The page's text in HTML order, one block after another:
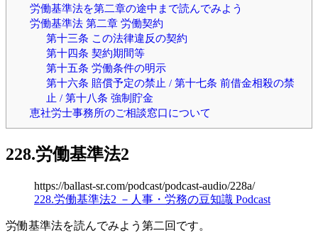
労働基準法を第二章の途中まで読んでみよう
労働基準法 第二章 労働契約
第十三条 この法律違反の契約
第十四条 契約期間等
第十五条 労働条件の明示
第十六条 賠償予定の禁止 / 第十七条 前借金相殺の禁
止 / 第十八条 強制貯金
恵社労士事務所のご相談窓口について
228.労働基準法2
https://ballast-sr.com/podcast/podcast-audio/228a/
228.労働基準法2 －人事・労務の豆知識 Podcast
労働基準法を読んでみよう第二回です。